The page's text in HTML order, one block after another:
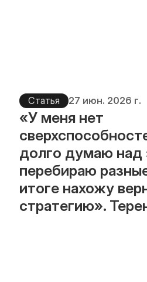
Статья 27 июн. 2026 г.
«У меня нет
долго думаю над
перебираю
итоге нахожу
стратегию».